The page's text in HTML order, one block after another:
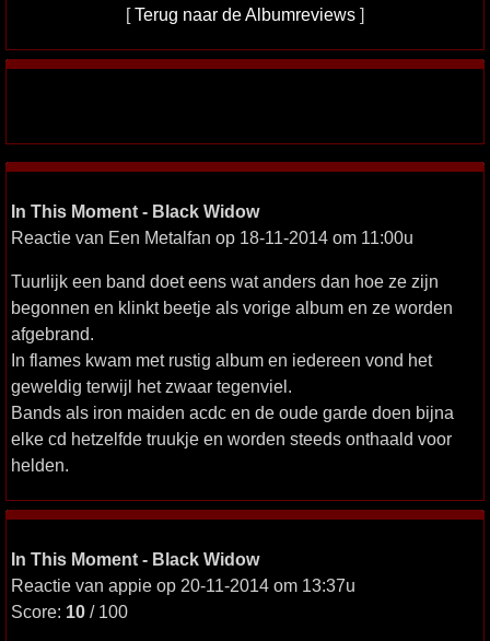
[Terug naar de Albumreviews ]
In This Moment - Black Widow
Reactie van Een Metalfan op 18-11-2014 om 11:00u
Tuurlijk een band doet eens wat anders dan hoe ze zijn
begonnen en klinkt beetje als vorige album en ze worden
afgebrand.
In flames kwam met rustig album en iedereen vond het
geweldig terwijl het zwaar tegenviel.
Bands als iron maiden acdc en de oude garde doen bijna
elke cd hetzelfde truukje en worden steeds onthaald voor
helden.
In This Moment - Black Widow
Reactie van appie op 20-11-2014 om 13:37u
Score: 10 / 100